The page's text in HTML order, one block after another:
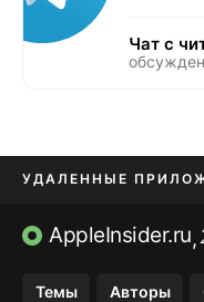
Чат с
УДАЛЕННЫЕ
ПРИЛОЖЕНИЯ БЕЗ APP
AppleInsider.ru,
Темы Авторы